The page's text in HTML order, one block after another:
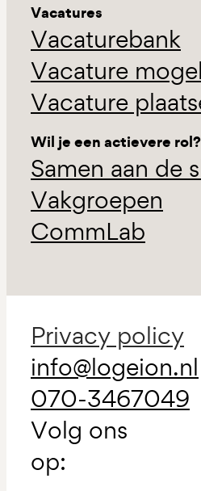
Vacatures
Vacaturebank
Vacature
Vacature
Wil je een actievere rol?
Samen aan de
Vakgroepen
CommLab
Privacy policy
info@logeion.nl
070-3467049
Volg ons
op: